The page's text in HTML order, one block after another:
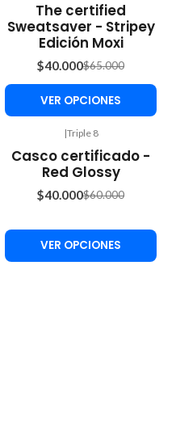
The certified
Sweatsaver - Stripey
Edición Moxi
$40.000$65.000
VER OPCIONES
-33%
OFF
|Triple 8
Casco certificado -
Red Glossy
$40.000$60.000
VER OPCIONES